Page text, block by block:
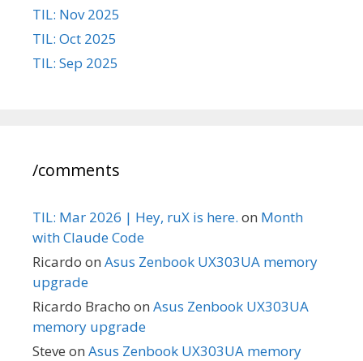
TIL: Nov 2025
TIL: Oct 2025
TIL: Sep 2025
/comments
TIL: Mar 2026 | Hey, ruX is here. on Month
with Claude Code
Ricardo on Asus Zenbook UX303UA memory
upgrade
Ricardo Bracho on Asus Zenbook UX303UA
memory upgrade
Steve on Asus Zenbook UX303UA memory